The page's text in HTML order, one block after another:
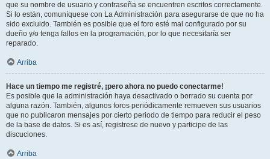
que su nombre de usuario y contraseña se encuentren escritos correctamente.
Si lo están, comuníquese con La Administración para asegurarse de que no ha
sido excluido. También es posible que el foro esté mal configurado por su
dueño y/o tenga fallos en la programación, por lo que necesitaría ser
reparado.
Arriba
Hace un tiempo me registré, ¡pero ahora no puedo conectarme!
Es posible que la administración haya desactivado o borrado su cuenta por
alguna razón. También, algunos foros periódicamente remueven sus usuarios
que no publicaron mensajes por cierto periodo de tiempo para reducir el peso
de la base de datos. Si es así, registrese de nuevo y participe de las
discuciones.
Arriba